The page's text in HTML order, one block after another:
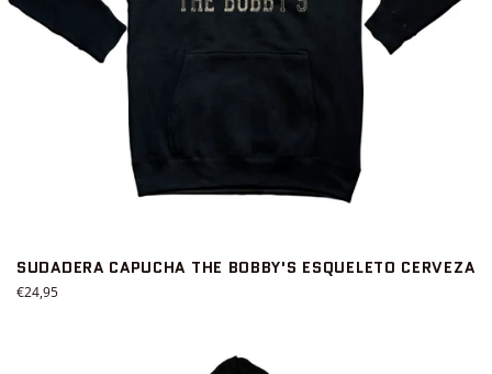
SUDADERA CAPUCHA THE BOBBY'S ESQUELETO CERVEZA
Precio
€24,95